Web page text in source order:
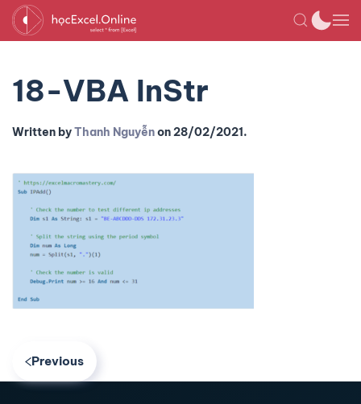
18-VBA InStr
Written byThanh Nguyễnon28/02/2021.
Previous